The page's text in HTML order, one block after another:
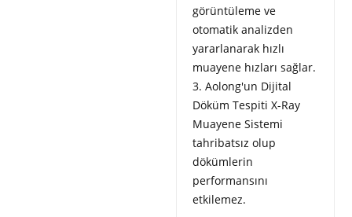
görüntüleme ve
otomatik analizden
yararlanarak hızlı
muayene hızları sağlar.
3. Aolong'un Dijital
Döküm Tespiti X-Ray
Muayene Sistemi
tahribatsız olup
dökümlerin
performansını
etkilemez.